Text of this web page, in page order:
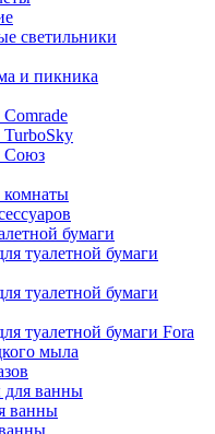
светильники
и пикника
Союз
комнаты
бумаги
туалетной бумаги
туалетной бумаги
туалетной бумаги Fora
мыла
ванны
ванны